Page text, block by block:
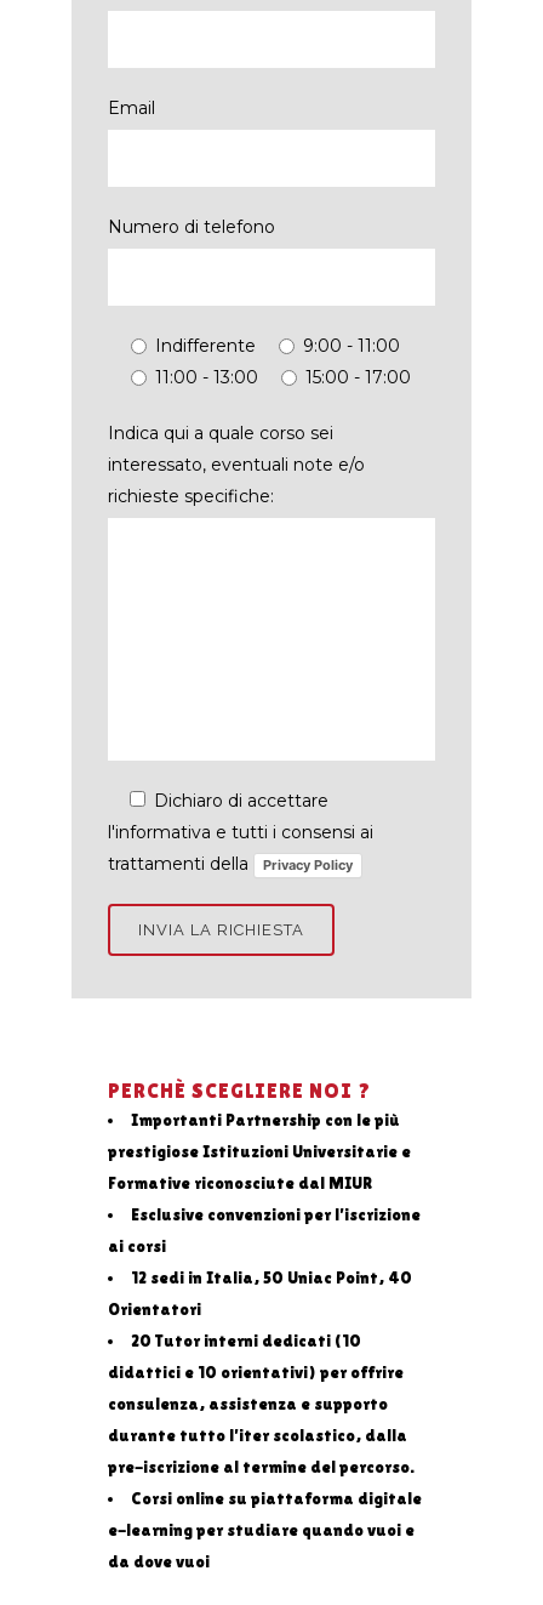
Email
Numero di telefono
Indifferente
9:00 - 11:00
11:00 - 13:00
15:00 - 17:00
Indica qui a quale corso sei
interessato, eventuali note e/o
richieste specifiche:
Dichiaro di accettare
l'informativa e tutti i consensi ai
trattamenti della
Privacy Policy
PERCHÈ SCEGLIERE NOI ?
Importanti Partnership con le più
prestigiose Istituzioni Universitarie e
Formative riconosciute dal MIUR
Esclusive convenzioni per l’iscrizione
ai corsi
12 sedi in Italia, 50 Uniac Point, 40
Orientatori
20 Tutor interni dedicati (10
didattici e 10 orientativi) per offrire
consulenza, assistenza e supporto
durante tutto l’iter scolastico, dalla
pre-iscrizione al termine del percorso.
Corsi online su piattaforma digitale
e-learning per studiare quando vuoi e
da dove vuoi